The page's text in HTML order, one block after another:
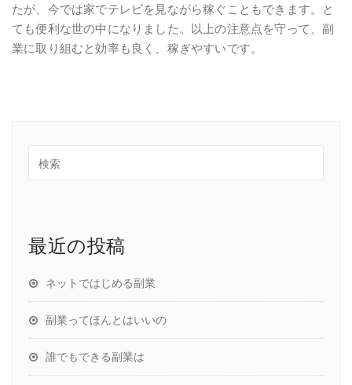
たが、今では家でテレビを見ながら稼ぐこともできます。と
ても便利な世の中になりました。以上の注意点を守って、副
業に取り組むと効率も良く、稼ぎやすいです。
最近の投稿
ネットではじめる副業
副業ってほんとはいいの
誰でもできる副業は